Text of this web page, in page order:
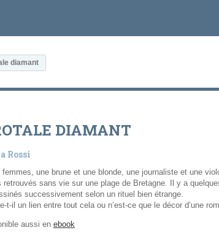
diamant
DIAMANT
Rossi
femmes, une brune et une blonde, une journaliste et une
retrouvés sans vie sur une plage de Bretagne. Il y a
successivement selon un rituel bien étrange.
t-il un lien entre tout cela ou n’est-ce que le décor d’une
aussi en ebook